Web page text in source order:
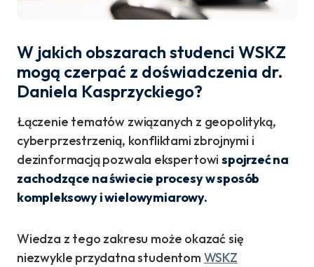
W jakich obszarach studenci WSKZ
mogą czerpać z doświadczenia dr.
Daniela Kasprzyckiego?
Łączenie tematów związanych z geopolityką,
cyberprzestrzenią, konfliktami zbrojnymi i
dezinformacją pozwala ekspertowispojrzeć na
zachodzące na świecie procesy w sposób
kompleksowy i wielowymiarowy.
Wiedza z tego zakresu może okazać się
niezwykle przydatna studentom WSKZ